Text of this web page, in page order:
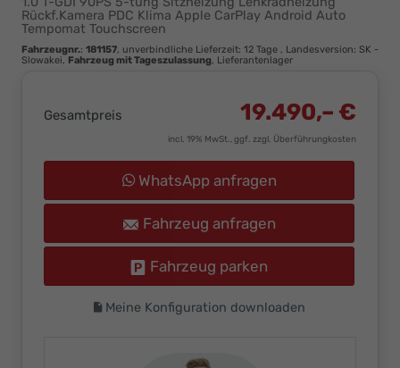
Ihr
Innovatives
Autohaus
Rückf.Kamera PDC Klima Apple CarPlay Android Auto
Tempomat Touchscreen
Fahrzeugnr.: 181157 , unverbindliche Lieferzeit: 12 Tage , Landesversion: SK -
Slowakei, Fahrzeug mit Tageszulassung , Lieferantenlager
Gesamtpreis 19.490,– €
incl. 19% MwSt., ggf. zzgl. Überführungkosten
WhatsApp anfragen
Fahrzeug anfragen
Fahrzeug parken
Meine Konfiguration downloaden